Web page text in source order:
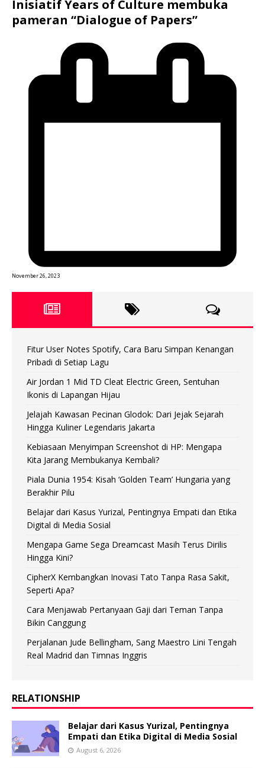
Inisiatif Years of Culture membuka
pameran “Dialogue of Papers”
November 26, 2023
Fitur User Notes Spotify, Cara Baru Simpan Kenangan
Pribadi di Setiap Lagu
Air Jordan 1 Mid TD Cleat Electric Green, Sentuhan
Ikonis di Lapangan Hijau
Jelajah Kawasan Pecinan Glodok: Dari Jejak Sejarah
Hingga Kuliner Legendaris Jakarta
Kebiasaan Menyimpan Screenshot di HP: Mengapa
Kita Jarang Membukanya Kembali?
Piala Dunia 1954: Kisah ‘Golden Team’ Hungaria yang
Berakhir Pilu
Belajar dari Kasus Yurizal, Pentingnya Empati dan Etika
Digital di Media Sosial
Mengapa Game Sega Dreamcast Masih Terus Dirilis
Hingga Kini?
CipherX Kembangkan Inovasi Tato Tanpa Rasa Sakit,
Seperti Apa?
Cara Menjawab Pertanyaan Gaji dari Teman Tanpa
Bikin Canggung
Perjalanan Jude Bellingham, Sang Maestro Lini Tengah
Real Madrid dan Timnas Inggris
RELATIONSHIP
Belajar dari Kasus Yurizal, Pentingnya
Empati dan Etika Digital di Media Sosial
August 6, 2026